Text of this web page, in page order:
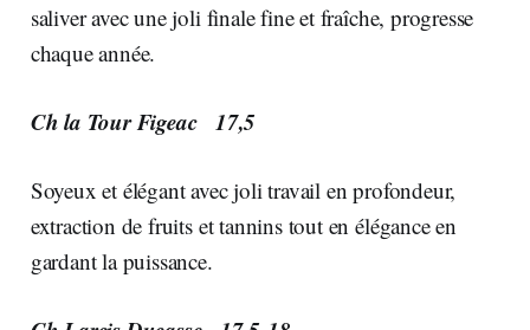
saliver avec une joli finale fine et fraîche, progresse
chaque année.
Ch la Tour Figeac 17,5
Soyeux et élégant avec joli travail en profondeur,
extraction de fruits et tannins tout en élégance en
gardant la puissance.